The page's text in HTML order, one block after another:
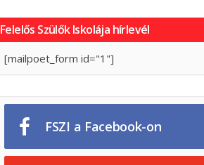
Felelős Szülők Iskolája hírlevél
[mailpoet_form id="1"]
FSZI a Facebook-on